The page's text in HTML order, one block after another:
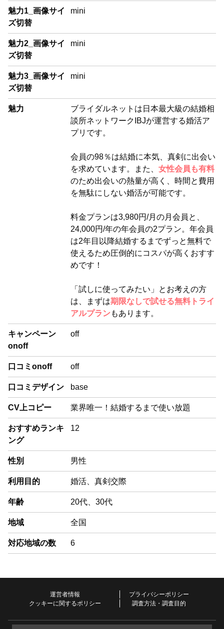
魅力1_画像サイ
ズ切替
mini
魅力2_画像サイ
ズ切替
mini
魅力3_画像サイ
ズ切替
mini
魅力
ブライダルネットは日本最大級の結婚相
談所ネットワークIBJが運営する婚活ア
プリです。
会員の98％は結婚に本気、真剣に出会い
を求めています。また、 女性会員も有料
のため出会いの熱量が高く、時間と費用
を無駄にしない婚活が可能です。
料金プランは3,980円/月の月会員と、
24,000円/年の年会員の2プラン。年会員
は2年目以降結婚するまでずっと無料で
使えるため圧倒的にコスパが高くおすす
めです！
「試しに使ってみたい」とお考えの方
は、まずは期限なしで試せる無料トライ
アルプラン もあります。
キャンペーン
onoff
off
口コミonoff off
口コミデザイン base
CV上コピー 業界唯一！結婚するまで使い放題
おすすめランキ
ング
12
性別 男性
利用目的 婚活、真剣交際
年齢 20代、30代
地域 全国
対応地域の数 6
運営者情報
プライバシーポリシー
クッキーに関するポリシー
調査方法・調査目的